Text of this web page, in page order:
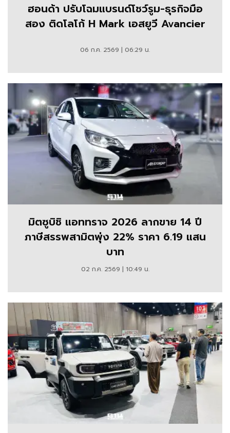
ฮอนด้า ปรับโฉมแบรนด์โชว์รูม-ธุรกิจมือ
สอง ติดโลโก้ H Mark เอสยูวี Avancier
06 ก.ค. 2569 | 06:29 น.
มิตซูบิชิ แอททราจ 2026 ลากขาย 14 ปี
ภาษีสรรพสามิตพุ่ง 22% ราคา 6.19 แสน
บาท
02 ก.ค. 2569 | 10:49 น.